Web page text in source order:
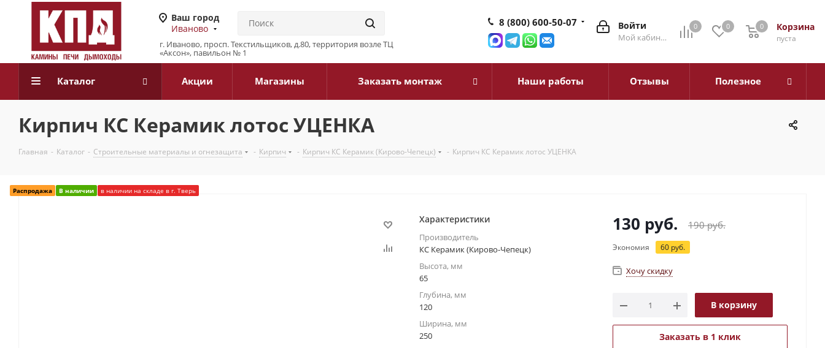
Ваш город
Иваново
г. Иваново, просп. Текстильщиков, д.80, территория возле ТЦ
«Аксон», павильон № 1
0 0 Корзина
0
пуста
0
Войти
Мой кабинет
8 (800) 600-50-07
Каталог Акции Магазины Заказать монтаж Наши работы Отзывы Полезное
Кирпич КС Керамик лотос УЦЕНКА
Главная - Каталог - Строительные материалы и огнезащита - Кирпич - Кирпич КС Керамик (Кирово-Чепецк) - Кирпич КС Керамик лотос УЦЕНКА
Распродажа В наличии в наличии на складе в г. Тверь
Характеристики
Производитель
КС Керамик (Кирово-Чепецк)
Высота, мм
65
Глубина, мм
120
Ширина, мм
250
130 руб. 190руб.
Экономия 60 руб.
Хочу скидку
В корзину
Заказать в 1 клик